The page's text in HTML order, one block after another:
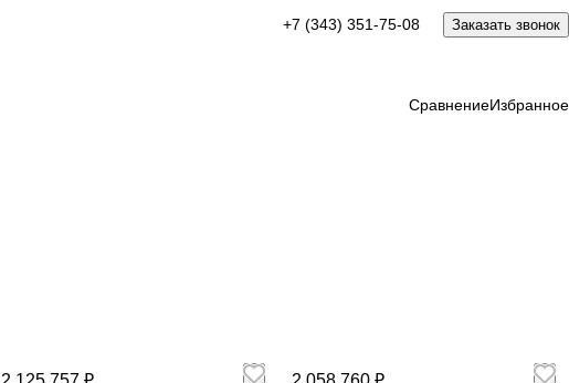
+7 (343) 351-75-08 Заказать звонок
СравнениеИзбранное